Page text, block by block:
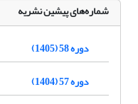
شماره‌های پیشین نشریه
دوره 58 (1405)
دوره 57 (1404)